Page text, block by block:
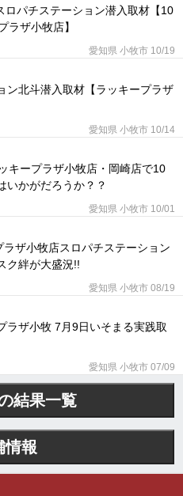
ロパチステーション潜入取材【10
ザ小牧店】
愛知県 小牧市 10/19
ン北斗潜入取材【ラッキープラザ
愛知県 小牧市 10/14
キープラザ小牧店・岡崎店で10
いかがだろうか？？
愛知県 小牧市 10/01
ザ小牧店スロパチステーション
ク絆が大盛況!!
愛知県 小牧市 08/19
ラザ小牧 7月9日いそまる実践取
愛知県 小牧市 07/09
結果一覧
情報